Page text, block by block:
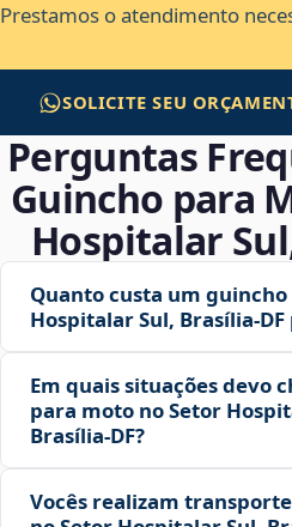
Prestamos o atendimento
SOLICITE SEU
Perguntas
Guincho para
Hospitalar
Quanto custa um
Hospitalar Sul,
Em quais situações devo
para moto no Setor
Brasília‑DF?
Vocês realizam